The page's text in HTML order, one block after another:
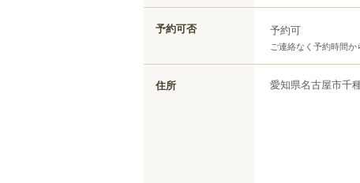
予約可否 予約可
ご連絡なく予約時間
住所 愛知県名古屋市千